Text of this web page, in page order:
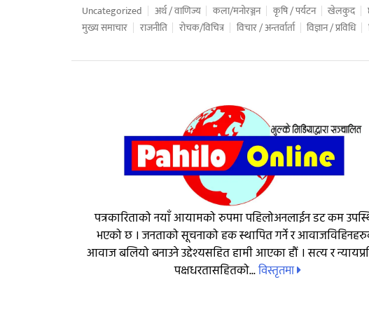
Uncategorized अर्थ / वाणिज्य कला/मनोरञ्जन कृषि / पर्यटन खेलकुद
मुख्य समाचार
राजनीति रोचक/विचित्र विचार / अन्तर्वार्ता विज्ञान / प्रविधि
पत्रकारिताको नयाँ आयामको रुपमा पहिलोअनलाईन डट कम
भएको छ । जनताको सूचनाको हक स्थापित गर्ने र
आवाज बलियो बनाउने उद्देश्यसहित हामी आएका हौं । सत्य र
पक्षधरतासहितको...विस्तृतमा